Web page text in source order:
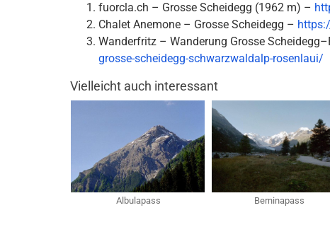
fuorcla.ch – Grosse Scheidegg (1962 m) –
Chalet Anemone – Grosse Scheidegg –
Wanderfritz – Wanderung Grosse
grosse-scheidegg-schwarzwaldalp-rosenlaui/
Vielleicht auch interessant
Albulapass Berninapass